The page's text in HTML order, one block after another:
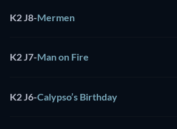
K2 J8-Mermen
K2 J7-Man on Fire
K2 J6-Calypso’s Birthday